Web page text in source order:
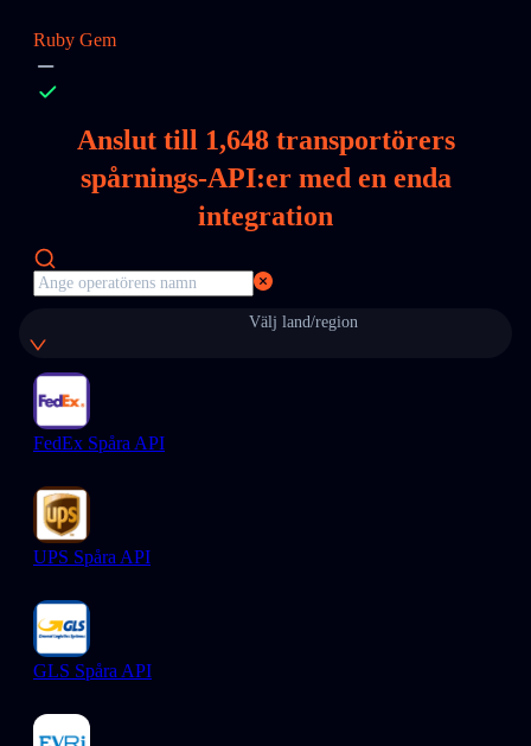
Ruby Gem
Anslut till 1,648transportörers
spårnings-API:er med en enda
integration
Välj land/region
FedEx Spåra API
UPS Spåra API
GLS Spåra API